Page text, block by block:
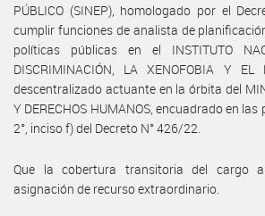
PÚBLICO (SINEP), homologado por el
cumplir funciones de analista de
políticas públicas en el INSTITUTO
DISCRIMINACIÓN, LA XENOFOBIA Y EL
descentralizado actuante en la órbita del
Y DERECHOS HUMANOS, encuadrado en
2°, inciso f) del Decreto N° 426/22.
Que la cobertura transitoria del cargo
asignación de recurso extraordinario.